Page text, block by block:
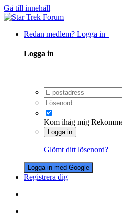
Gå till innehåll
Redan medlem? Logga in
Logga in
Kom ihåg mig
Logga in
Glömt ditt lösenord?
Logga in med Google
Registrera dig